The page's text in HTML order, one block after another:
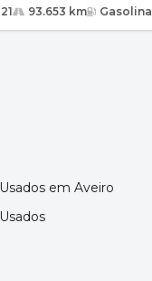
93.653 km Gasolina
em Aveiro